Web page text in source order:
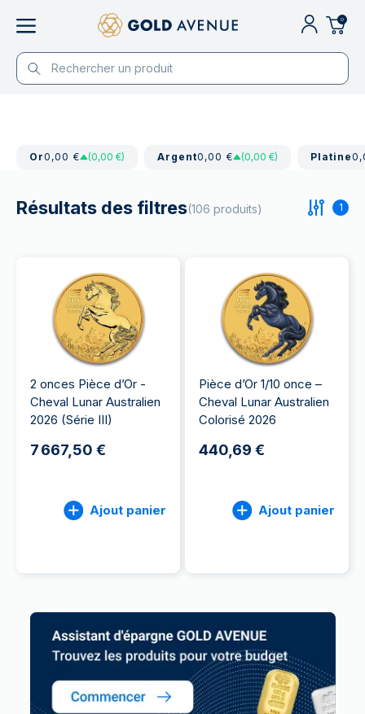
0
Or0,00 € (0,00 €) Argent0,00 € (0,00 €) Platine
Résultats des filtres(106 produits) 1
2 onces Pièce d’Or -
Cheval Lunar Australien
2026 (Série III)
7 667,50 €
Ajout panier
Pièce d’Or 1/10 once –
Cheval Lunar Australien
Colorisé 2026
440,69 €
Ajout panier